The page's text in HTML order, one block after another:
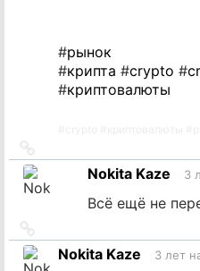
#рынок
#крипта #crypto #
#криптовалюты
на
источникNokita Kaze 3
Всё ещё не
на
источник
Nokita Kaze 3 лет